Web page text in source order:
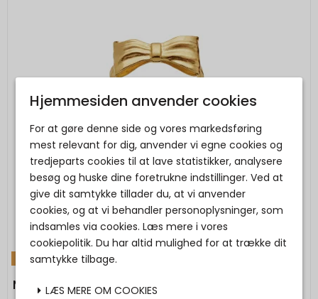
TILBUD
Maanesten - Satin Ring
Hjemmesiden anvender cookies
For at gøre denne side og vores markedsføring
mest relevant for dig, anvender vi egne cookies og
tredjeparts cookies til at lave statistikker, analysere
besøg og huske dine foretrukne indstillinger. Ved at
give dit samtykke tillader du, at vi anvender
cookies, og at vi behandler personoplysninger, som
indsamles via cookies. Læs mere i vores
cookiepolitik. Du har altid mulighed for at trække dit
samtykke tilbage.
LÆS MERE OM COOKIES